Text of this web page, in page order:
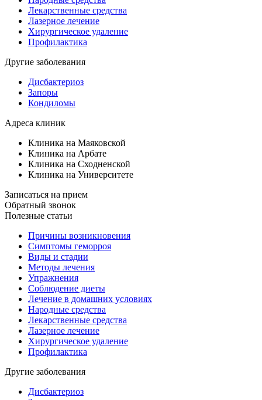
Лекарственные средства
Лазерное лечение
Хирургическое удаление
Профилактика
Другие заболевания
Дисбактериоз
Запоры
Кондиломы
Адреса клиник
Клиника на Маяковской
Клиника на Арбате
Клиника на Сходненской
Клиника на Университете
Записаться на прием
Обратный звонок
Полезные статьи
Причины возникновения
Симптомы геморроя
Виды и стадии
Методы лечения
Упражнения
Соблюдение диеты
Лечение в домашних условиях
Народные средства
Лекарственные средства
Лазерное лечение
Хирургическое удаление
Профилактика
Другие заболевания
Дисбактериоз